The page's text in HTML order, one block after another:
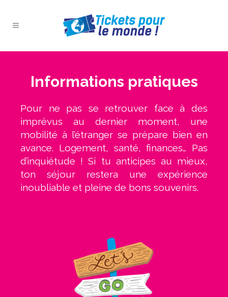
Informations pratiques
Pour ne pas se retrouver face à des
imprévus au dernier moment, une
mobilité à l’étranger se prépare bien en
avance. Logement, santé, finances… Pas
d’inquiétude ! Si tu anticipes au mieux,
ton séjour restera une expérience
inoubliable et pleine de bons souvenirs.